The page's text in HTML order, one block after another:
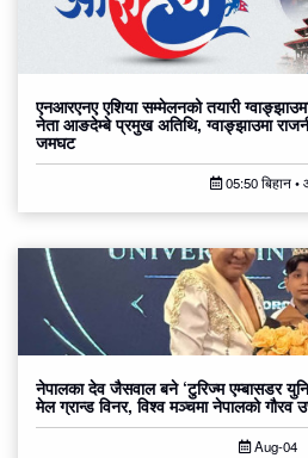
एनआरएनए एशिया सम्मेलनको तयारी
नेता आङदेम्बे प्रमुख अतिथि, ग्वाङ्झाउमा
जमघट
05:50 बिहान
नेपालका देव जैसवाल बने ‘टुरिज्म एम्बासडर
मेल ग्रान्ड विनर, विश्व मञ्चमा नेपालको गौरव
Aug-04